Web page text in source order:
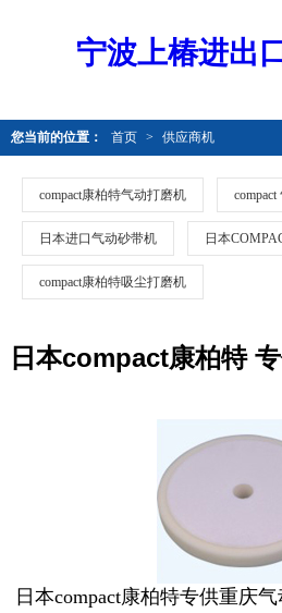
宁波上椿进出
您当前的位置： 首页 > 供应商机
compact康柏特气动打磨机
日本进口气动砂带机 日本
compact康柏特吸尘打磨机
日本compact康柏特专供重庆